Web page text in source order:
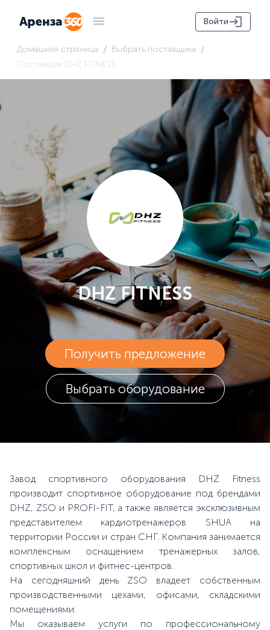
Войти
Домашняя страница / Выбрать поставщика /
Поставщик DHZ FITNESS
DHZ FITNESS
Получить предложение
Выбрать оборудование
Завод спортивного оборудования DHZ Fitness
производит спортивное оборудование под брендами
DHZ, ZSO и PROFI-FIT, а также является эксклюзивным
представителем кардиотренажеров SHUA на
территории России и стран СНГ. Компания занимается
комплексным оснащением тренажерных залов,
спортивных школ и фитнес-центров.
На сегодняшний день ZSO владеет собственным
производственными цехами, офисами, складскими
помещениями.
Мы оказываем услуги по профессиональному